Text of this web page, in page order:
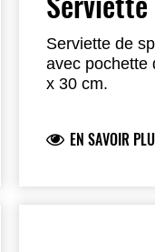
Serviette de
avec pochette
x 30 cm.
EN SAVOIR